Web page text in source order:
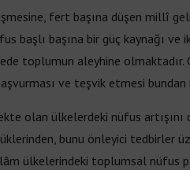
fert başına düşen millî
başlı başına bir güç kaynağı ve
toplumun aleyhine olmaktadır.
ve teşvik etmesi bundan
olan ülkelerdeki nüfus
bunu önleyici tedbirler
ülkelerindeki toplumsal nüfus